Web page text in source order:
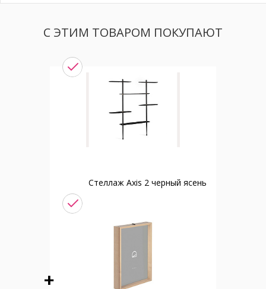
С ЭТИМ ТОВАРОМ ПОКУПАЮТ
Стеллаж Axis 2 черный ясень